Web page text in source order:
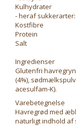
Kulhydrater
- heraf sukkerarter:
Kostfibre
Protein
Salt
Ingredienser
Glutenfri
(4%),
acesulfam-K).
Varebetegnelse
Havregrød med
naturligt indhold af